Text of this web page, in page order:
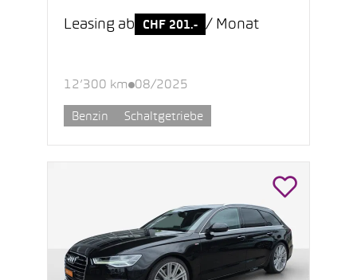
Leasing ab CHF 201.- / Monat
12’300 km 08/2025
Benzin Schaltgetriebe